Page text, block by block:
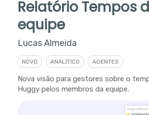
Relatório Tempos
equipe
Lucas Almeida
NOVO ANALÍTICO AGENTES
Nova visão para gestores sobre o
Huggy pelos membros da equipe.